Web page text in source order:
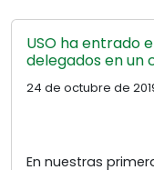
USO ha entrado
delegados en un
24 de octubre de
En nuestras